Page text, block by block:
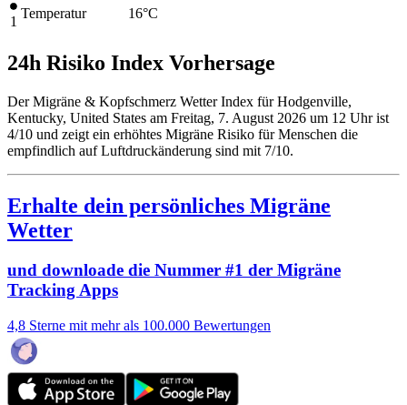
1
Temperatur 16°C
24h Risiko Index Vorhersage
Der Migräne & Kopfschmerz Wetter Index für Hodgenville,
Kentucky, United States am Freitag, 7. August 2026 um 12 Uhr ist
4/10 und zeigt ein erhöhtes Migräne Risiko für Menschen die
empfindlich auf Luftdruckänderung sind mit 7/10.
Erhalte dein persönliches Migräne
Wetter
und downloade die Nummer #1 der Migräne
Tracking Apps
4,8 Sterne mit mehr als 100.000 Bewertungen